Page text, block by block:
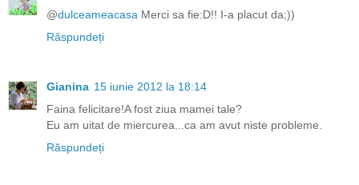
@dulceameacasa Merci sa fie:D!! I-a placut da;))
Răspundeți
Gianina 15 iunie 2012 la 18:14
Faina felicitare!A fost ziua mamei tale?
Eu am uitat de miercurea...ca am avut niste probleme.
Răspundeți